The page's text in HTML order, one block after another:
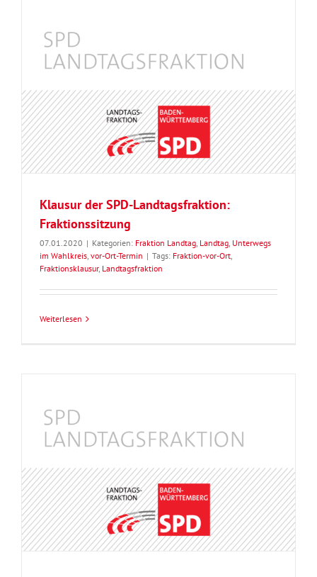
Klausur der SPD-Landtagsfraktion:
Fraktionssitzung
07.01.2020 | Kategorien: Fraktion Landtag, Landtag, Unterwegs
im Wahlkreis, vor-Ort-Termin | Tags: Fraktion-vor-Ort,
Fraktionsklausur, Landtagsfraktion
Weiterlesen